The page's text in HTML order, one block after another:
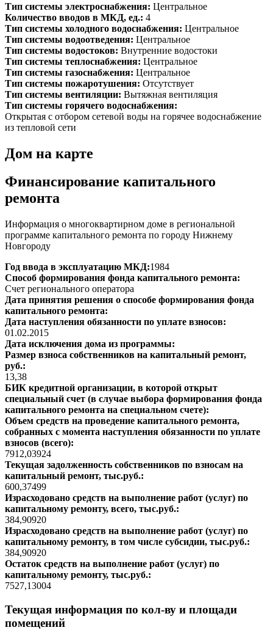
Тип системы электроснабжения: Центральное
Количество вводов в МКД, ед.: 4
Тип системы холодного водоснабжения: Центральное
Тип системы водоотведения: Центральное
Тип системы водостоков: Внутренние водостоки
Тип системы теплоснабжения: Центральное
Тип системы газоснабжения: Центральное
Тип системы пожаротушения: Отсутствует
Тип системы вентиляции: Вытяжная вентиляция
Тип системы горячего водоснабжения:
Открытая с отбором сетевой воды на горячее водоснабжение
из тепловой сети
Дом на карте
Финансирование капитального
ремонта
Информация о многоквартирном доме в региональной
программе капитального ремонта по городу Нижнему
Новгороду
Год ввода в эксплуатацию МКД:1984
Способ формирования фонда капитального ремонта:
Счет регионального оператора
Дата принятия решения о способе формирования фонда
капитального ремонта:
Дата наступления обязанности по уплате взносов:
01.02.2015
Дата исключения дома из программы:
Размер взноса собственников на капитальный ремонт,
руб.:
13,38
БИК кредитной организации, в которой открыт
специальный счет (в случае выбора формирования фонда
капитального ремонта на специальном счете):
Объем средств на проведение капитального ремонта,
собранных с момента наступления обязанности по уплате
взносов (всего):
7912,03924
Текущая задолженность собственников по взносам на
капитальный ремонт, тыс.руб.:
600,37499
Израсходовано средств на выполнение работ (услуг) по
капитальному ремонту, всего, тыс.руб.:
384,90920
Израсходовано средств на выполнение работ (услуг) по
капитальному ремонту, в том числе субсидии, тыс.руб.:
384,90920
Остаток средств на выполнение работ (услуг) по
капитальному ремонту, тыс.руб.:
7527,13004
Текущая информация по кол-ву и площади
помещений